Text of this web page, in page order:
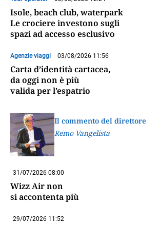
Isole, beach club, waterpark
Le crociere investono sugli
spazi ad accesso esclusivo
Agenzie viaggi 03/08/2026 11:56
Carta d’identità cartacea,
da oggi non è più
valida per l’espatrio
Il commento del direttore
Remo Vangelista
31/07/2026 08:00
Wizz Air non
si accontenta più
29/07/2026 11:52